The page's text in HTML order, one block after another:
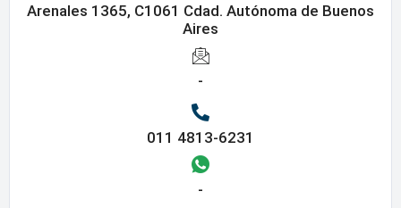
Arenales 1365, C1061 Cdad. Autónoma de Buenos
Aires
-
011 4813-6231
-